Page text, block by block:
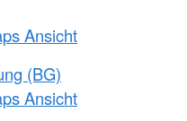
Ansicht
(BG)
Ansicht